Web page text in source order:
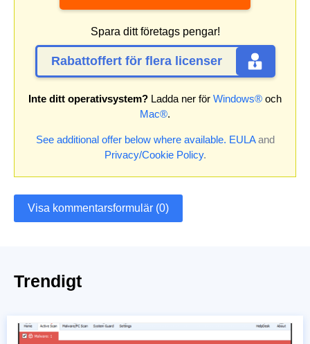
Spara ditt företags pengar!
Rabattoffert för flera licenser
Inte ditt operativsystem? Ladda ner för Windows® och
Mac®.
See additional offer below where available. EULAand
Privacy/Cookie Policy.
Visa kommentarsformulär (0)
Trendigt